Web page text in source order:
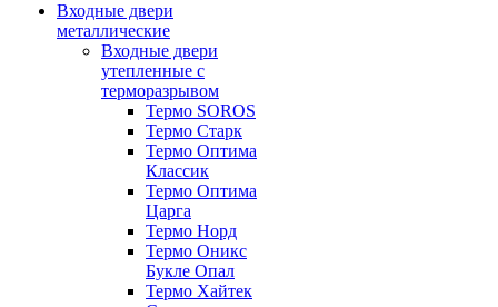
Входные двери
металлические
Входные двери
утепленные с
терморазрывом
Термо SOROS
Термо Старк
Термо Оптима
Классик
Термо Оптима
Царга
Термо Норд
Термо Оникс
Букле Опал
Термо Хайтек